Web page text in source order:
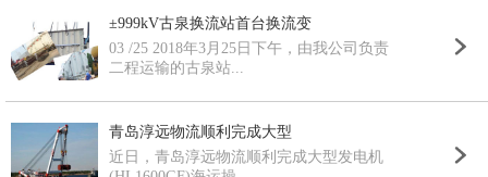
±999kV古泉换流站首台换流变
03 /25 2018年3月25日下午，由我公司负责
二程运输的古泉站...
青岛淳远物流顺利完成大型
近日，青岛淳远物流顺利完成大型发电机